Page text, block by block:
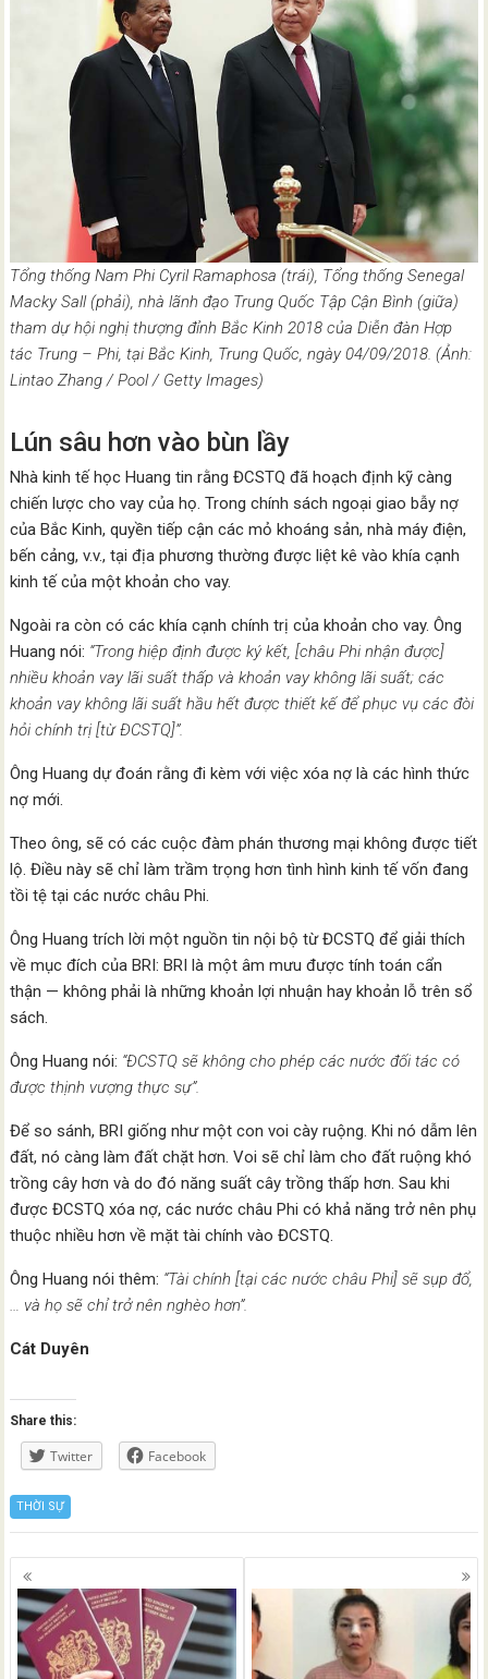
Tổng thống Nam Phi Cyril Ramaphosa (trái), Tổng thống Senegal
Macky Sall (phải), nhà lãnh đạo Trung Quốc Tập Cận Bình (giữa)
tham dự hội nghị thượng đỉnh Bắc Kinh 2018 của Diễn đàn Hợp
tác Trung – Phi, tại Bắc Kinh, Trung Quốc, ngày 04/09/2018. (Ảnh:
Lintao Zhang / Pool / Getty Images)
Lún sâu hơn vào bùn lầy
Nhà kinh tế học Huang tin rằng ĐCSTQ đã hoạch định kỹ càng
chiến lược cho vay của họ. Trong chính sách ngoại giao bẫy nợ
của Bắc Kinh, quyền tiếp cận các mỏ khoáng sản, nhà máy điện,
bến cảng, v.v., tại địa phương thường được liệt kê vào khía cạnh
kinh tế của một khoản cho vay.
Ngoài ra còn có các khía cạnh chính trị của khoản cho vay. Ông
Huang nói: “Trong hiệp định được ký kết, [châu Phi nhận được]
nhiều khoản vay lãi suất thấp và khoản vay không lãi suất; các
khoản vay không lãi suất hầu hết được thiết kế để phục vụ các đòi
hỏi chính trị [từ ĐCSTQ]”.
Ông Huang dự đoán rằng đi kèm với việc xóa nợ là các hình thức
nợ mới.
Theo ông, sẽ có các cuộc đàm phán thương mại không được tiết
lộ. Điều này sẽ chỉ làm trầm trọng hơn tình hình kinh tế vốn đang
tồi tệ tại các nước châu Phi.
Ông Huang trích lời một nguồn tin nội bộ từ ĐCSTQ để giải thích
về mục đích của BRI: BRI là một âm mưu được tính toán cẩn
thận — không phải là những khoản lợi nhuận hay khoản lỗ trên sổ
sách.
Ông Huang nói: “ĐCSTQ sẽ không cho phép các nước đối tác có
được thịnh vượng thực sự”.
Để so sánh, BRI giống như một con voi cày ruộng. Khi nó dẫm lên
đất, nó càng làm đất chặt hơn. Voi sẽ chỉ làm cho đất ruộng khó
trồng cây hơn và do đó năng suất cây trồng thấp hơn. Sau khi
được ĐCSTQ xóa nợ, các nước châu Phi có khả năng trở nên phụ
thuộc nhiều hơn về mặt tài chính vào ĐCSTQ.
Ông Huang nói thêm: “Tài chính [tại các nước châu Phi] sẽ sụp đổ,
… và họ sẽ chỉ trở nên nghèo hơn”.
Cát Duyên
Share this:
Twitter Facebook
THỜI SỰ
Posts
navigation